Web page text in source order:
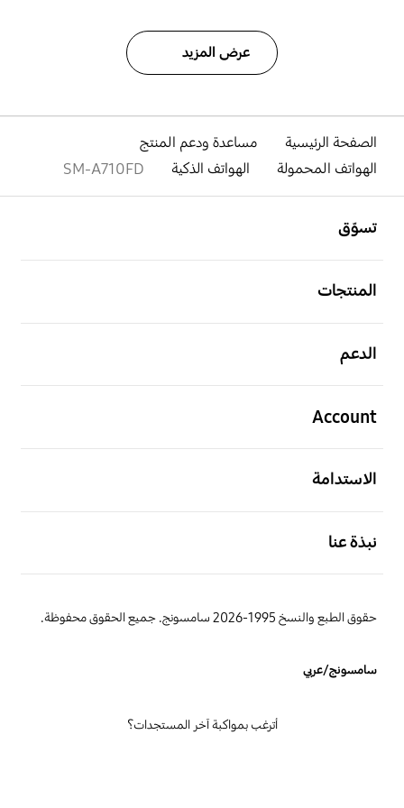
عرض المزيد
الصفحة الرئيسية
مساعدة ودعم المنتج
الهواتف المحمولة
الهواتف الذكية SM-A710FD
تسوّق
المنتجات
الدعم
Account
الاستدامة
نبذة عنا
حقوق الطبع والنسخ 1995-2026 سامسونج. جميع الحقوق محفوظة.
سامسونج/عربي
أترغب بمواكبة آخر المستجدات؟